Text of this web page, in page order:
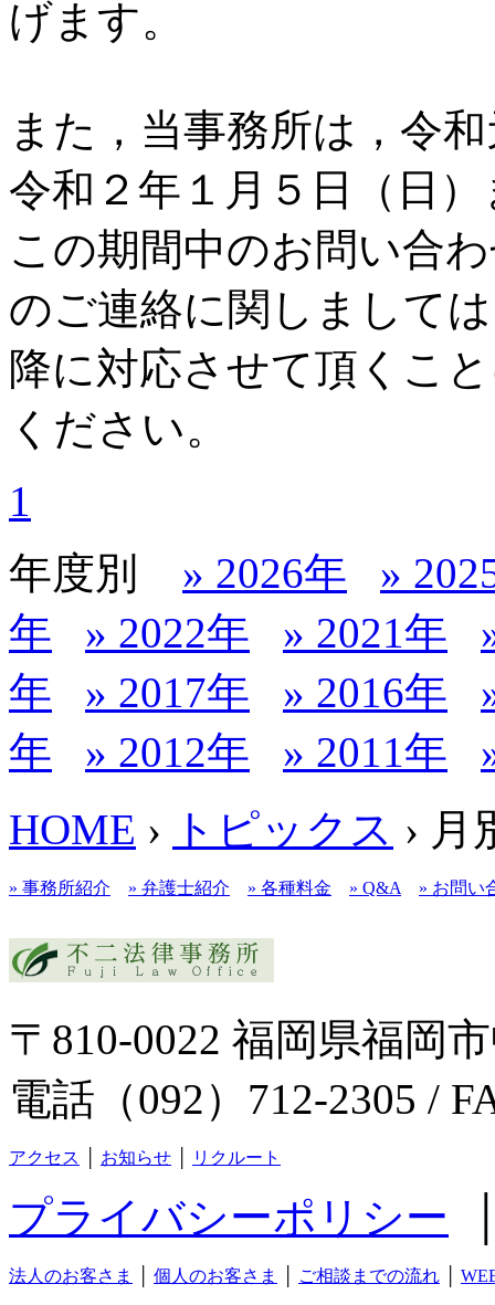
げます。
また，当事務所は，令
令和２年１月５日（日
この期間中のお問い合
のご連絡に関しまして
降に対応させて頂くこ
ください。
1
年度別 » 2026年
»
年
» 2022年 » 2021年
年
» 2017年 » 2016年
年
» 2012年 » 2011年
HOME › トピックス › 月
» 事務所紹介 » 弁護士紹介 » 各種料金 » Q&A » お問い
〒810-0022 福岡県福岡
電話（092）712-2305 /
アクセス お知らせ リクルート
プライバシーポリシー
法人のお客さま 個人のお客さま ご相談までの流れ